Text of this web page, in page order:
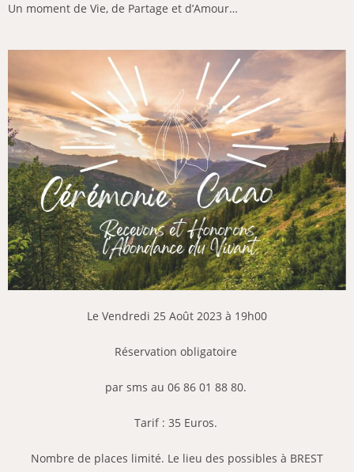
Un moment de Vie, de Partage et d’Amour…
Le Vendredi 25 Août 2023 à 19h00
Réservation obligatoire
par sms au 06 86 01 88 80.
Tarif : 35 Euros.
Nombre de places limité. Le lieu des possibles à BREST